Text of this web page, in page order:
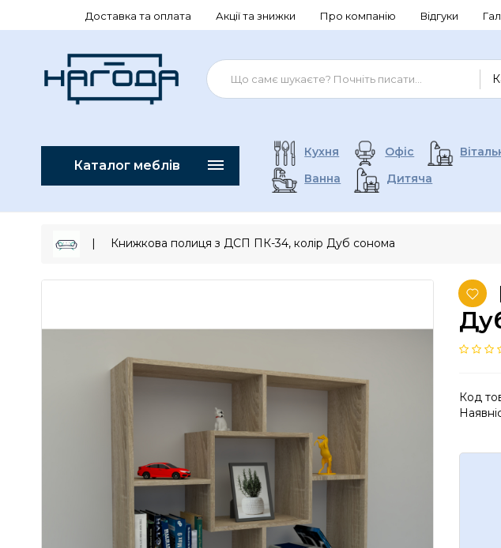
Доставка та оплата Акції та знижки Про компанію Відгуки
Каталог меблів
Кухня Офіс
Ванна
Дитяча
Книжкова полиця з ДСП ПК-34, колір Дуб сонома
Код